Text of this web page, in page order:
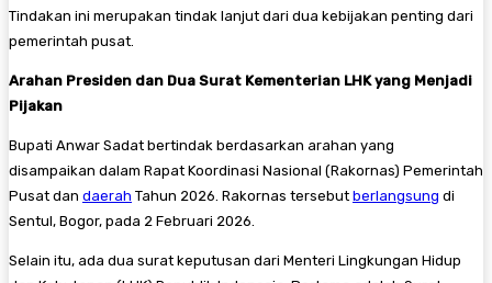
Tindakan ini merupakan tindak lanjut dari dua kebijakan penting dari
pemerintah pusat.
Arahan Presiden dan Dua Surat Kementerian LHK yang Menjadi
Pijakan
Bupati Anwar Sadat bertindak berdasarkan arahan yang
disampaikan dalam Rapat Koordinasi Nasional (Rakornas) Pemerintah
Pusat dan daerah Tahun 2026. Rakornas tersebut berlangsung di
Sentul, Bogor, pada 2 Februari 2026.
Selain itu, ada dua surat keputusan dari Menteri Lingkungan Hidup